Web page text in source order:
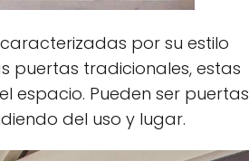
por su estilo
puertas tradicionales, estas
espacio. Pueden ser puertas
del uso y lugar.